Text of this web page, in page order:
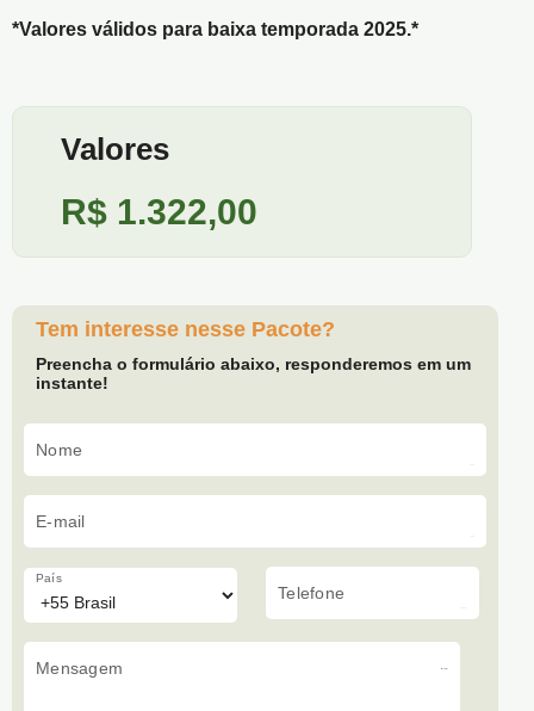
*Valores válidos para baixa temporada 2025.*
Valores
R$ 1.322,00
Tem interesse nesse Pacote?
Preencha o formulário abaixo, responderemos em um
instante!
Nome
E-mail
País
Telefone
Mensagem